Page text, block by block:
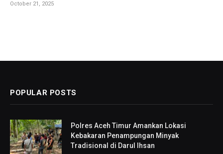
October 21, 2025
POPULAR POSTS
Polres Aceh Timur Amankan Lokasi
Kebakaran Penampungan Minyak
Tradisional di Darul Ihsan